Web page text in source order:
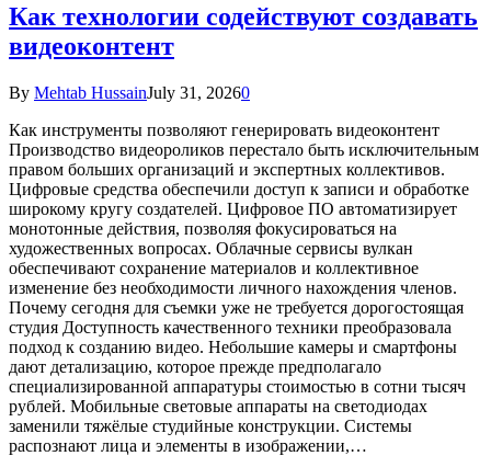
Как технологии содействуют создавать
видеоконтент
By Mehtab HussainJuly 31, 20260
Как инструменты позволяют генерировать видеоконтент
Производство видеороликов перестало быть исключительным
правом больших организаций и экспертных коллективов.
Цифровые средства обеспечили доступ к записи и обработке
широкому кругу создателей. Цифровое ПО автоматизирует
монотонные действия, позволяя фокусироваться на
художественных вопросах. Облачные сервисы вулкан
обеспечивают сохранение материалов и коллективное
изменение без необходимости личного нахождения членов.
Почему сегодня для съемки уже не требуется дорогостоящая
студия Доступность качественного техники преобразовала
подход к созданию видео. Небольшие камеры и смартфоны
дают детализацию, которое прежде предполагало
специализированной аппаратуры стоимостью в сотни тысяч
рублей. Мобильные световые аппараты на светодиодах
заменили тяжёлые студийные конструкции. Системы
распознают лица и элементы в изображении,…